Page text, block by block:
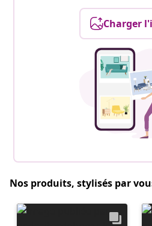
Charger
Nos produits, stylisés par